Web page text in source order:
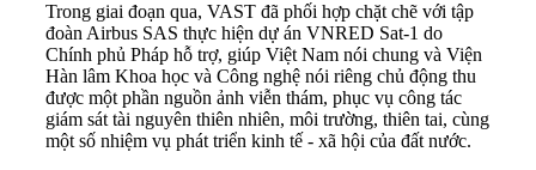
Trong giai đoạn qua, VAST đã phối hợp chặt chẽ với tập
đoàn Airbus SAS thực hiện dự án VNRED Sat-1 do
Chính phủ Pháp hỗ trợ, giúp Việt Nam nói chung và Viện
Hàn lâm Khoa học và Công nghệ nói riêng chủ động thu
được một phần nguồn ảnh viễn thám, phục vụ công tác
giám sát tài nguyên thiên nhiên, môi trường, thiên tai, cùng
một số nhiệm vụ phát triển kinh tế - xã hội của đất nước.